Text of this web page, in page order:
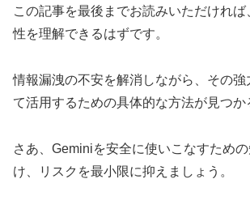
この記事を最後までお読みいただけれ
性を理解できるはずです。
情報漏洩の不安を解消しながら、その強
て活用するための具体的な方法が見つか
さあ、Geminiを安全に使いこなすため
け、リスクを最小限に抑えましょう。